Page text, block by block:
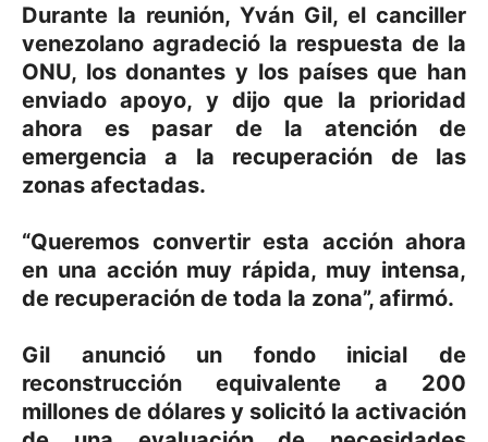
Durante la reunión, Yván Gil, el canciller
venezolano agradeció la respuesta de la
ONU, los donantes y los países que han
enviado apoyo, y dijo que la prioridad
ahora es pasar de la atención de
emergencia a la recuperación de las
zonas afectadas.
“Queremos convertir esta acción ahora
en una acción muy rápida, muy intensa,
de recuperación de toda la zona”, afirmó.
Gil anunció un fondo inicial de
reconstrucción equivalente a 200
millones de dólares y solicitó la activación